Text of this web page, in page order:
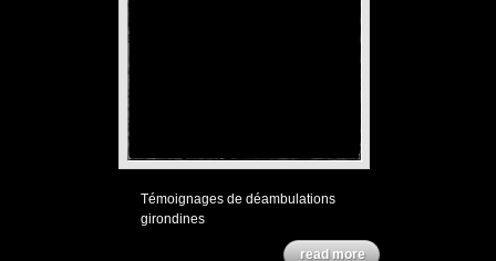
Témoignages de déambulations
girondines
read more